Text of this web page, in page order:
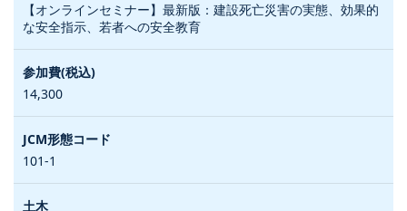
【オンラインセミナー】最新版：建設死亡災害の実態、効果的
な安全指示、若者への安全教育
14,300
101-1